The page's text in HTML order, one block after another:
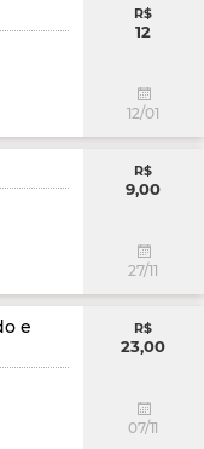
R$
12
12/01
R$
9,00
27/11
e
R$
23,00
07/11